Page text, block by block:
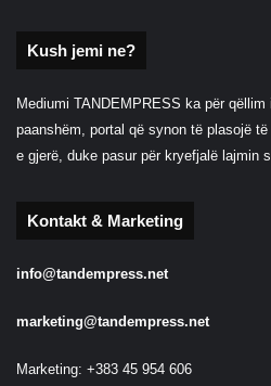
Kush jemi ne?
Mediumi TANDEMPRESS ka për
paanshëm, portal që synon të plasojë
e gjerë, duke pasur për kryefjalë lajmin
Kontakt & Marketing
info@tandempress.net
marketing@tandempress.net
Marketing: +383 45 954 606